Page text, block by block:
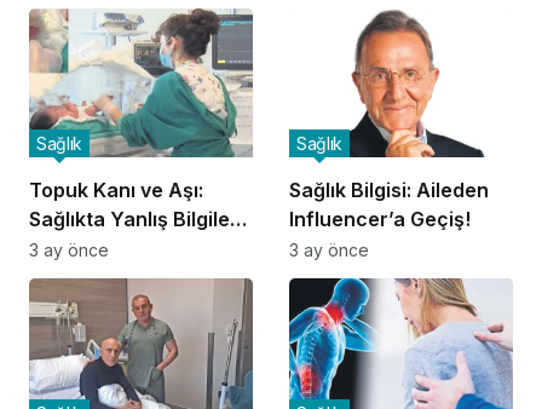
Topuk Kanı ve Aşı:
Sağlıkta Yanlış Bilgilere
Dikkat!
Sağlık
3 ay önce
Sağlık Bilgisi: Aileden
Influencer’a Geçiş!
Sağlık
3 ay önce